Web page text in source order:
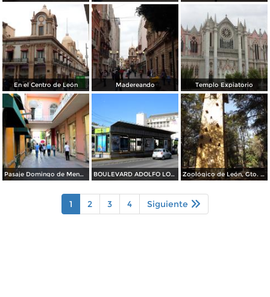
En el Centro de León Madereando Templo Expiatorio
Pasaje Domingo de Mendiola BOULEVARD ADOLFO LOPEZ MATEOS Zoológico de León, Gto. Noviembre/2012
1 2 3 4 Siguiente